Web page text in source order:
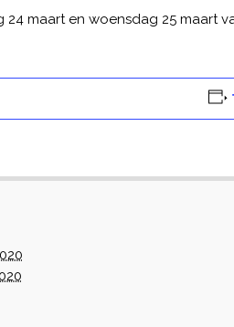
maart en woensdag 25 maart